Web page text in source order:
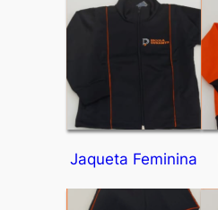
Jaqueta Feminina